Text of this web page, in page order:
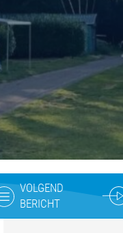
VOLGEND
BERICHT